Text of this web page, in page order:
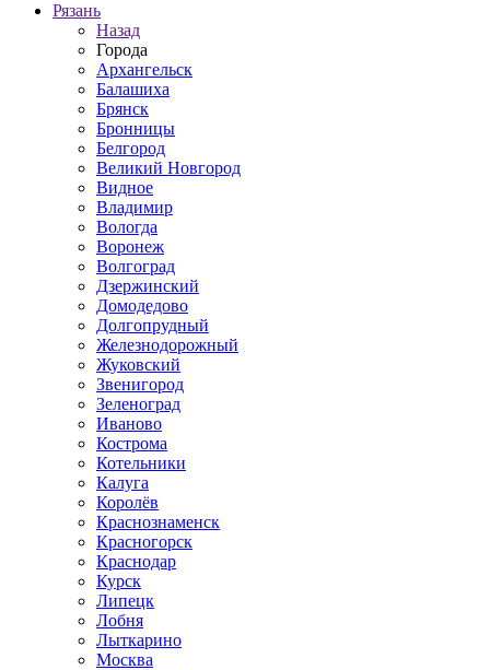
Рязань
Назад
Города
Архангельск
Балашиха
Брянск
Бронницы
Белгород
Великий Новгород
Видное
Владимир
Вологда
Воронеж
Волгоград
Дзержинский
Домодедово
Долгопрудный
Железнодорожный
Жуковский
Звенигород
Зеленоград
Иваново
Кострома
Котельники
Калуга
Королёв
Краснознаменск
Красногорск
Краснодар
Курск
Липецк
Лобня
Лыткарино
Москва